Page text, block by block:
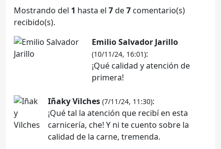
Mostrando del 1 hasta el 7de7 comentario(s)
recibido(s).
Emilio Salvador Jarillo
(10/11/24, 16:01):
¡Qué calidad y atención de
primera!
Iñaky Vilches (7/11/24, 11:30):
¡Qué tal la atención que recibí en esta
carnicería, che! Y ni te cuento sobre la
calidad de la carne, tremenda.